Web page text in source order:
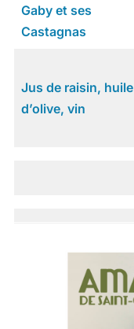
Gaby et ses
Castagnas
Jus de raisin, huile
d’olive, vin